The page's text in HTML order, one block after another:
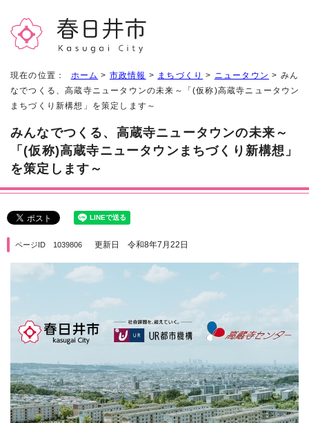
現在の位置： ホーム > 市政情報 > まちづくり > ニュータウン > みん
なでつくる、高蔵寺ニュータウンの未来～「(仮称)高蔵寺ニュータウン
まちづくり新構想」を策定します～
みんなでつくる、高蔵寺ニュータウンの未来～
「(仮称)高蔵寺ニュータウンまちづくり新構想」
を策定します～
ページID 1039806 更新日 令和8年7月22日